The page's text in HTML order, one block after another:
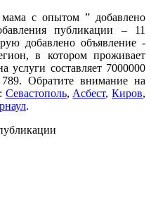
с опытом ” добавлено
публикации – 11
добавлено объявление -
в котором проживает
составляет 7000000
Обратите внимание на
Севастополь, Асбест,Киров,
.